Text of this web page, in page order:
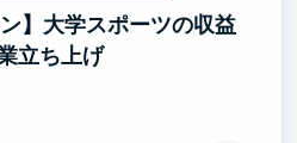
】大学スポーツの収益
立ち上げ